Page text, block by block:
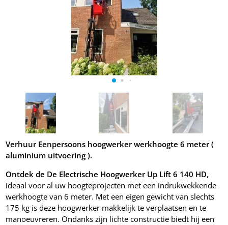
Verhuur Eenpersoons hoogwerker werkhoogte 6 meter (
aluminium uitvoering ).
Ontdek de De Electrische Hoogwerker Up Lift 6 140 HD,
ideaal voor al uw hoogteprojecten met een indrukwekkende
werkhoogte van 6 meter. Met een eigen gewicht van slechts
175 kg is deze hoogwerker makkelijk te verplaatsen en te
manoeuvreren. Ondanks zijn lichte constructie biedt hij een